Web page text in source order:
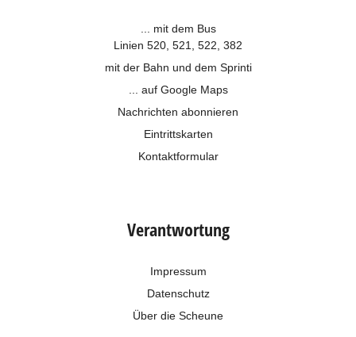
... mit dem Bus
Linien 520, 521, 522, 382
mit der Bahn und dem Sprinti
... auf Google Maps
Nachrichten abonnieren
Eintrittskarten
Kontaktformular
Verantwortung
Impressum
Datenschutz
Über die Scheune